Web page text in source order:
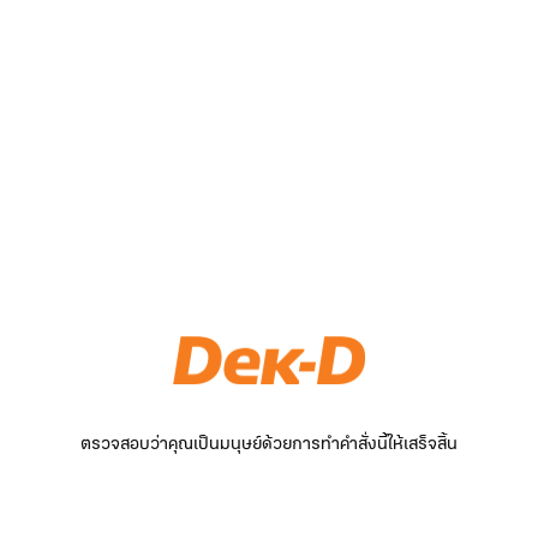
ตรวจสอบว่าคุณเป็นมนุษย์ด้วยการทำคำสั่งนี้ให้เสร็จสิ้น